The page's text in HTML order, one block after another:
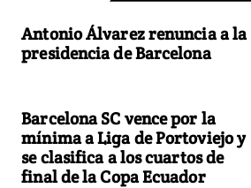
Antonio Álvarez renuncia a la
presidencia de Barcelona
Barcelona SC vence por la
mínima a Liga de Portoviejo y
se clasifica a los cuartos de
final de la Copa Ecuador